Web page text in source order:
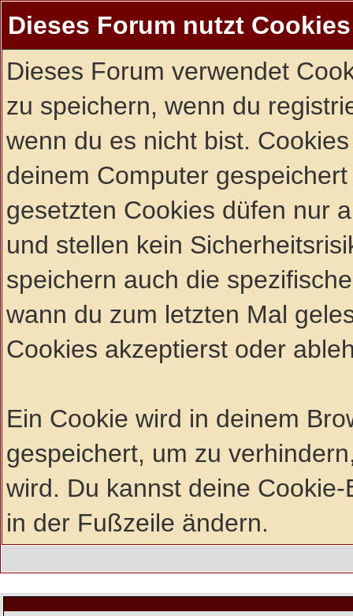
Dieses Forum nutzt Cookies
Dieses Forum verwendet
zu speichern, wenn du
wenn du es nicht bist.
deinem Computer
gesetzten Cookies düfen nur
und stellen kein
speichern auch die
wann du zum letzten Mal
Cookies akzeptierst oder
Ein Cookie wird in deinem
gespeichert, um zu
wird. Du kannst deine
in der Fußzeile ändern.